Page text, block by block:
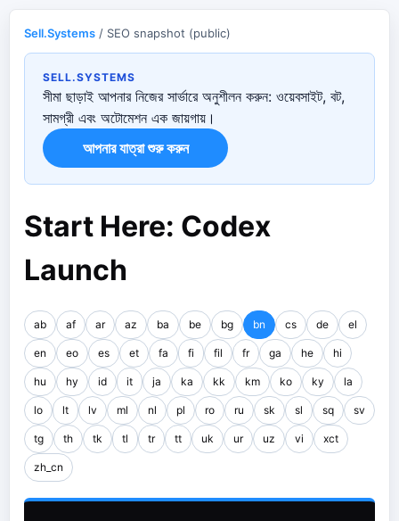
Sell.Systems / SEO snapshot (public)
SELL.SYSTEMS
সীমা ছাড়াই আপনার নিজের সার্ভারে অনুশীলন করুন: ওয়েবসাইট, বট,
সামগ্রী এবং অটোমেশন এক জায়গায়।
আপনার যাত্রা শুরু করুন
Start Here: Codex
Launch
ab af ar az ba be bg bn cs de el
en eo es et fa fi fil fr ga he hi
hu hy id it ja ka kk km ko ky la
lo lt lv ml nl pl ro ru sk sl sq sv
tg th tk tl tr tt uk ur uz vi xct
zh_cn